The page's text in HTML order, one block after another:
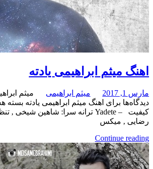
ابراهیمی یادته
میثم ابراهیمی
برای اهنگ میثم ابراهیمی یادتهبسته هستند
میثم ابراهیمی بنام
کیفیت – Yadete ترانه سرا: شاهین شیخی , تنظیم: صالح
میکس